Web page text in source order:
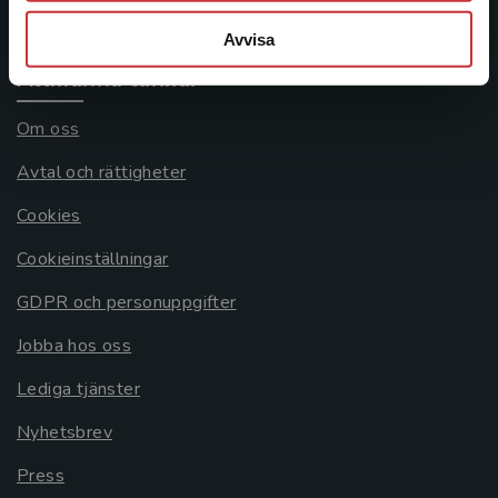
Avvisa
Systemkrav
Allmänna länkar
Om oss
Avtal och rättigheter
Cookies
Cookieinställningar
GDPR och personuppgifter
Jobba hos oss
Lediga tjänster
Nyhetsbrev
Press